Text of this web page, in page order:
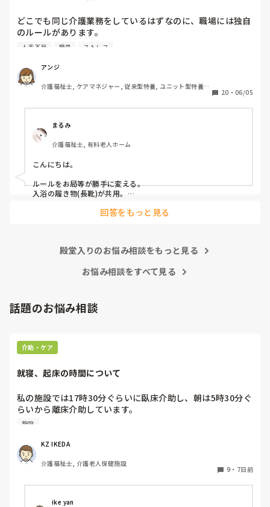
産を配らなくてもいいのでしょうか』という内容(プラス、
いままでの私に対しての悪行についても一緒に…)について
の手紙を作っているところなんですが…
たた、あくまで手紙(質問書)のなかのことで、私としては、
たとえ気に入らない職員がいたとしてもみんなの目に見える
行為なので、他の職員もいい思いをしないと思うので、特定
としてまかり通るのでしょうか?
思います。
どこでも同じ介護業務をしているはずなのに、職場には独自
のルールがあります。
その中でもみなさんが、これだけは嫌だと思う働き方はなん
私は
連帯責任が強すぎる職場
働かない人のカバーが当たり前の職場
休みの日まで出勤がある職場
家でやってきてと平気で仕事を渡される職場
人手不足 職員 ストレス
アンジ
介護福祉士, ケアマネジャー, 従来型特養, ユニット型特養,
20 ・ 06/05
まるみ
介護福祉士, 有料老人ホーム
こんにちは。
ルールをお局等が勝手に変える。
入浴の履き物(長靴)が共用。
回答をもっと見る
殿堂入りのお悩み相談をもっと見る
お悩み相談をすべて見る
話題のお悩み相談
介助・ケア
就寝、起床の時間について
私の施設では17時30分ぐらいに臥床介助し、朝は5時30分ぐ
らいから離床介助しています。
順番は当然、身体状態や体調面を考慮して決めています。そ
が、みなさんの施設は何時ごろから臥床、離床されてます
か？
施設
KZ IKEDA
介護福祉士, 介護老人保健施設
9 ・ 7日前
ike yan